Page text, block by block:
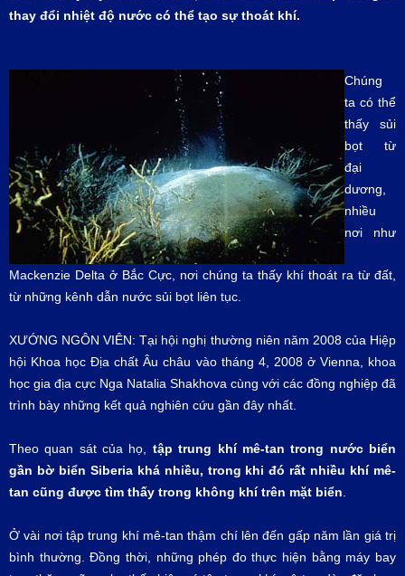
thay đổi nhiệt độ nước có thể tạo sự thoát khí.
Chúng
ta có thể
thấy sủi
bọt từ
đại
dương,
nhiều
nơi như
Mackenzie Delta ở Bắc Cực, nơi chúng ta thấy khí thoát ra từ đất,
từ những kênh dẫn nước sủi bọt liên tục.
XƯỚNG NGÔN VIÊN: Tại hội nghị thường niên năm 2008 của Hiệp
hội Khoa học Địa chất Âu châu vào tháng 4, 2008 ở Vienna, khoa
học gia địa cực Nga Natalia Shakhova cùng với các đồng nghiệp đã
trình bày những kết quả nghiên cứu gần đây nhất.
Theo quan sát của họ, tập trung khí mê-tan trong nước biển
gần bờ biển Siberia khá nhiều, trong khi đó rất nhiều khí mê-
tan cũng được tìm thấy trong không khí trên mặt biển
Ở vài nơi tập trung khí mê-tan thậm chí lên đến gấp năm lần giá trị
bình thường. Đồng thời, những phép đo thực hiện bằng máy bay